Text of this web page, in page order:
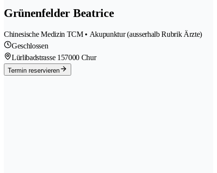
Grünenfelder Beatrice
Chinesische Medizin TCM • Akupunktur (ausserhalb Rubrik Ärzte)
Geschlossen
Lürlibadstrasse 157000 Chur
Termin reservieren